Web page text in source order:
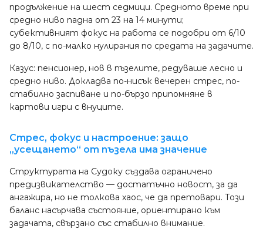
продължение на шест седмици. Средното време при
средно ниво падна от 23 на 14 минути;
субективният фокус на работа се подобри от 6/10
до 8/10, с по-малко нулирания по средата на задачите.
Казус: пенсионер, нов в пъзелите, редуваше лесно и
средно ниво. Докладва по-нисък вечерен стрес, по-
стабилно заспиване и по-бързо припомняне в
картови игри с внуците.
Стрес, фокус и настроение: защо
„усещането“ от пъзела има значение
Структурата на Судоку създава ограничено
предизвикателство — достатъчно новост, за да
ангажира, но не толкова хаос, че да претовари. Този
баланс насърчава състояние, ориентирано към
задачата, свързано със стабилно внимание.